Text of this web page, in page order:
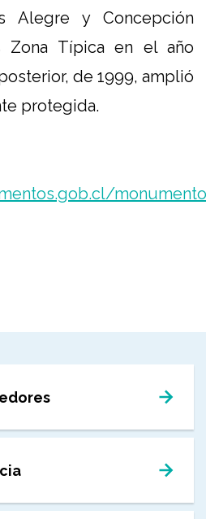
Alegre y Concepción
Zona Típica en el año
de 1999, amplió
protegida.